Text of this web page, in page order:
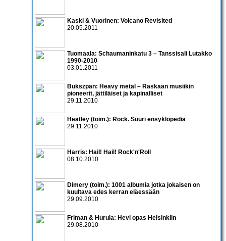
Kaski & Vuorinen: Volcano Revisited
20.05.2011
Tuomaala: Schaumaninkatu 3 – Tanssisali Lutakko
1990­-2010
03.01.2011
Bukszpan: Heavy metal – Raskaan musiikin
pioneerit, jättiläiset ja kapinalliset
29.11.2010
Heatley (toim.): Rock. Suuri ensyklopedia
29.11.2010
Harris: Hail! Hail! Rock'n'Roll
08.10.2010
Dimery (toim.): 1001 albumia jotka jokaisen on
kuultava edes kerran eläessään
29.09.2010
Friman & Hurula: Hevi opas Helsinkiin
29.08.2010